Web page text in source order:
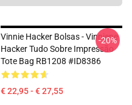
Vinnie Hacker Bolsas - Vinniene
Hacker Tudo Sobre Impressão
Tote Bag RB1208 #ID8386
€ 22,95 - € 27,55
-20%